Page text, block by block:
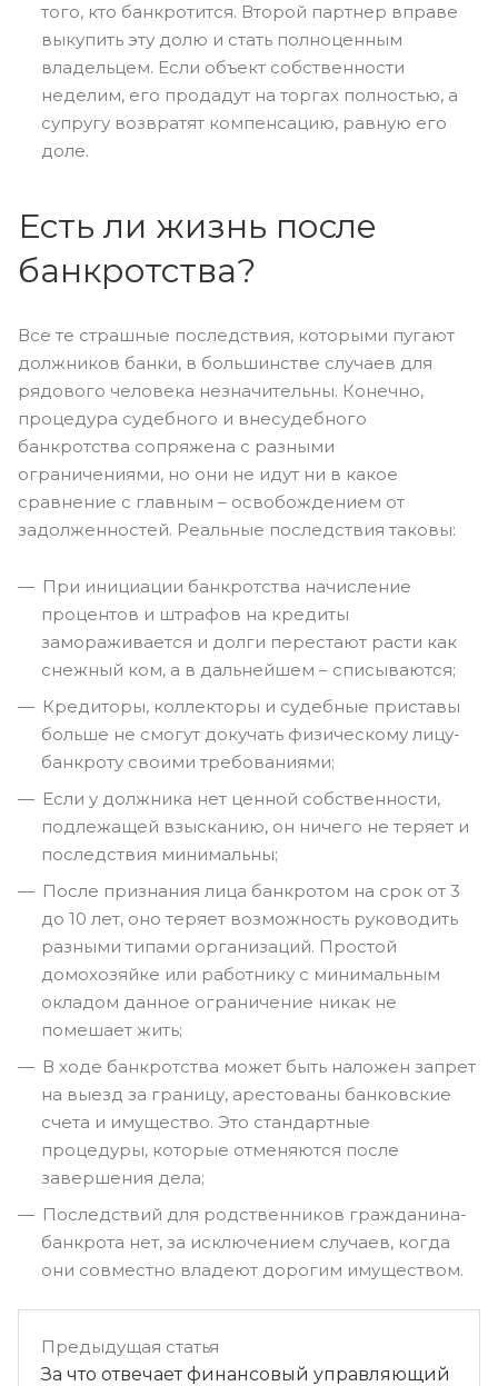
того, кто банкротится. Второй партнер вправе
выкупить эту долю и стать полноценным
владельцем. Если объект собственности
неделим, его продадут на торгах полностью, а
супругу возвратят компенсацию, равную его
доле.
Есть ли жизнь после
банкротства?
Все те страшные последствия, которыми пугают
должников банки, в большинстве случаев для
рядового человека незначительны. Конечно,
процедура судебного и внесудебного
банкротства сопряжена с разными
ограничениями, но они не идут ни в какое
сравнение с главным – освобождением от
задолженностей. Реальные последствия таковы:
При инициации банкротства начисление
процентов и штрафов на кредиты
замораживается и долги перестают расти как
снежный ком, а в дальнейшем – списываются;
Кредиторы, коллекторы и судебные приставы
больше не смогут докучать физическому лицу-
банкроту своими требованиями;
Если у должника нет ценной собственности,
подлежащей взысканию, он ничего не теряет и
последствия минимальны;
После признания лица банкротом на срок от 3
до 10 лет, оно теряет возможность руководить
разными типами организаций. Простой
домохозяйке или работнику с минимальным
окладом данное ограничение никак не
помешает жить;
В ходе банкротства может быть наложен запрет
на выезд за границу, арестованы банковские
счета и имущество. Это стандартные
процедуры, которые отменяются после
завершения дела;
Последствий для родственников гражданина-
банкрота нет, за исключением случаев, когда
они совместно владеют дорогим имуществом.
Предыдущая статья
За что отвечает финансовый управляющий